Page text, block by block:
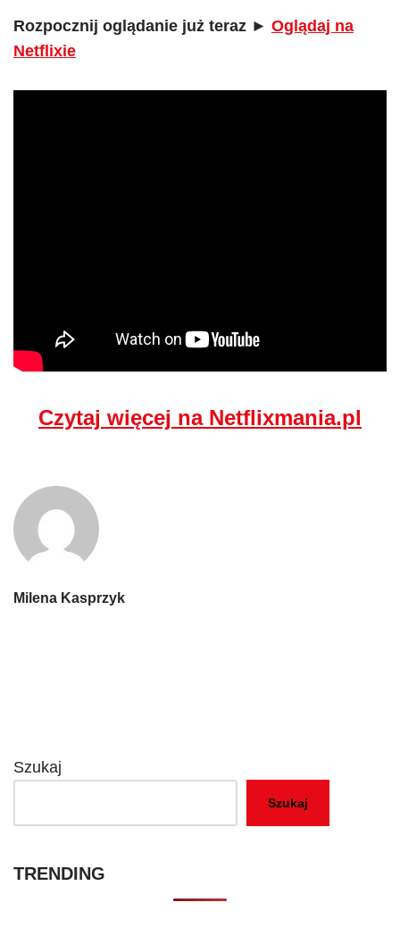
Rozpocznij oglądanie już teraz ► Oglądaj na
Netflixie
Czytaj więcej na Netflixmania.pl
Milena Kasprzyk
Szukaj
Szukaj
TRENDING